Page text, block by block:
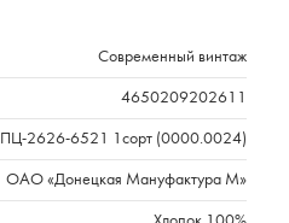
Современный винтаж
4650209202611
ПЦ-2626-6521 1сорт (0000.0024)
ОАО «Донецкая Мануфактура М»